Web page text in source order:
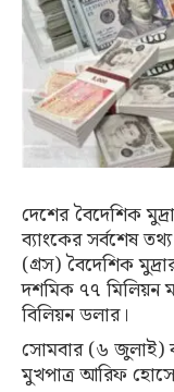
দেশের বৈদেশিক
ব্যাংকের সর্বশেষ
(গ্রস) বৈদেশিক
দশমিক ৭৭ মিলিয়ন
বিলিয়ন ডলার।
সোমবার (৬ জুলাই)
মুখপাত্র আরিফ